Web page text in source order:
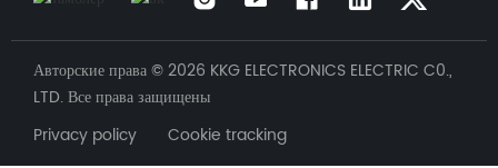
Авторские права © 2026 KKG ELECTRONICS ELECTRIC C0.,
LTD. Все права защищены
Privacy policy Cookie tracking